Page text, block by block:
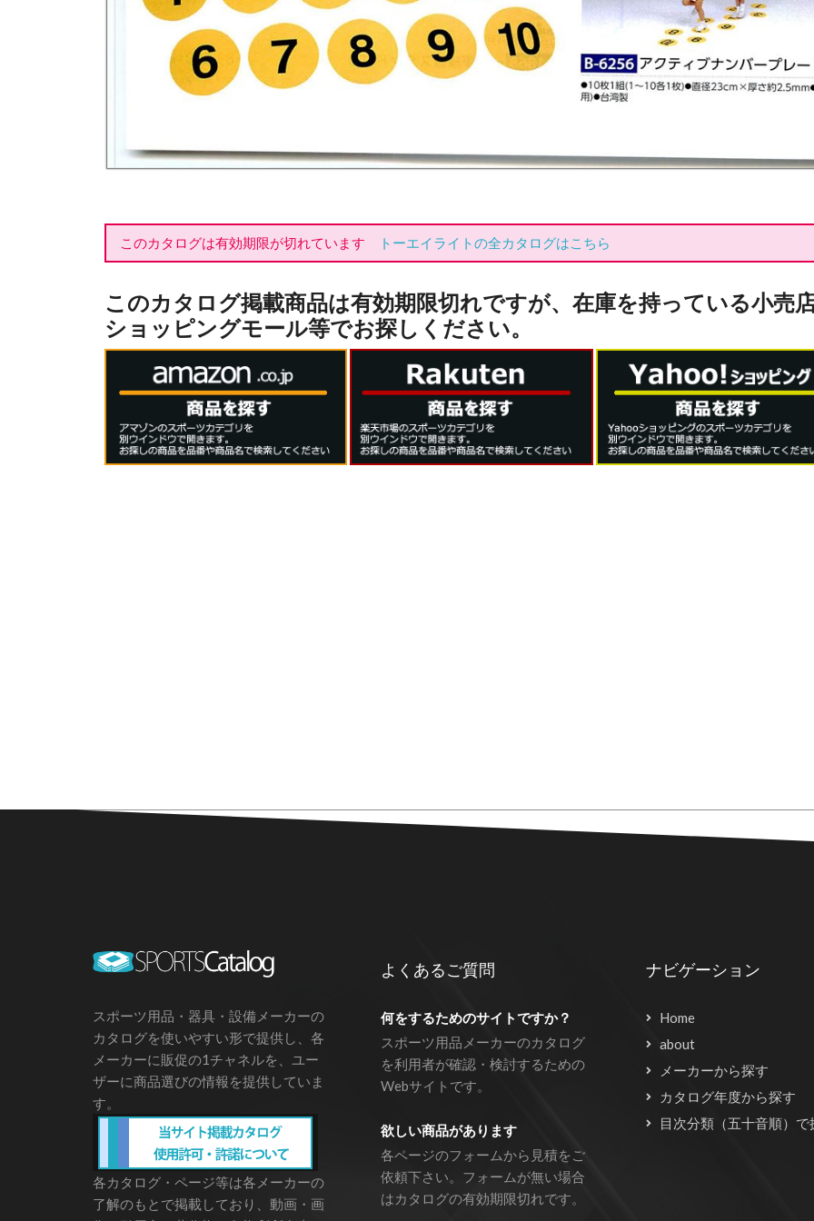
このカタログは有効期限が切れています トーエイライトの全カタログはこちら
このカタログ掲載商品は有効期限切れですが、在庫を持っている小売
ショッピングモール等でお探しください。
スポーツ用品・器具・設備メーカーの
カタログを使いやすい形で提供し、各
メーカーに販促の1チャネルを、ユー
ザーに商品選びの情報を提供していま
す。
各カタログ・ページ等は各メーカーの
了解のもとで掲載しており、動画・画
よくあるご質問
何をするためのサイトですか？
スポーツ用品メーカーのカタログ
を利用者が確認・検討するための
Webサイトです。
欲しい商品があります
各ページのフォームから見積をご
依頼下さい。フォームが無い場合
はカタログの有効期限切れです。
ナビゲーション
Home
about
メーカーから探す
カタログ年度から探す
目次分類（五十音順）で